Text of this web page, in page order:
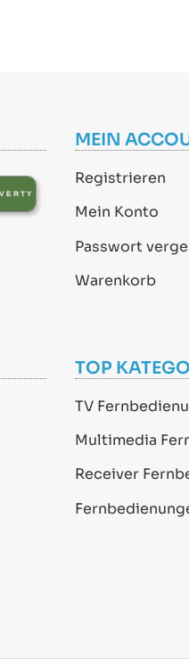
MEIN
Registrieren
Mein Konto
Passwort
Warenkorb
TOP
TV
Multimedia
Receiver